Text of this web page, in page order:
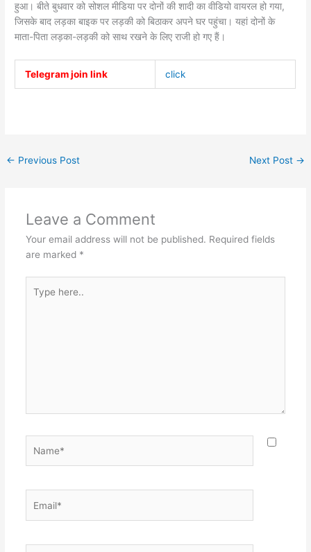
हुआ। बीते बुधवार को सोशल मीडिया पर दोनों की शादी का वीडियो वायरल हो गया,
जिसके बाद लड़का बाइक पर लड़की को बिठाकर अपने घर पहुंचा। यहां दोनों के
माता-पिता लड़का-लड़की को साथ रखने के लिए राजी हो गए हैं।
Telegram join link click
← Previous Post Next Post →
Leave a Comment
Your email address will not be published. Required fields
are marked *
here..